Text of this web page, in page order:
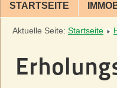
STARTSEITE
Aktuelle Seite: Startseite